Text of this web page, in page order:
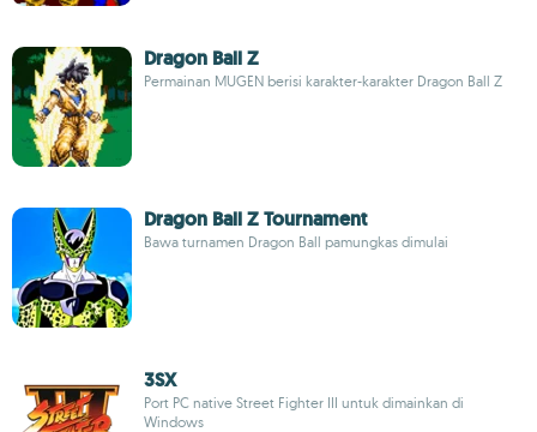
Dragon Ball Z
Permainan MUGEN berisi karakter-karakter Dragon Ball Z
Dragon Ball Z Tournament
Bawa turnamen Dragon Ball pamungkas dimulai
3SX
Port PC native Street Fighter III untuk dimainkan di
Windows